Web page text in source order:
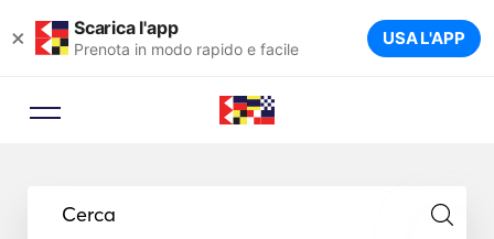
× Scarica l'app
Prenota in modo rapido e facile USA L'APP
Cerca